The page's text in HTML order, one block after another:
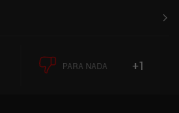
PARA NADA +1